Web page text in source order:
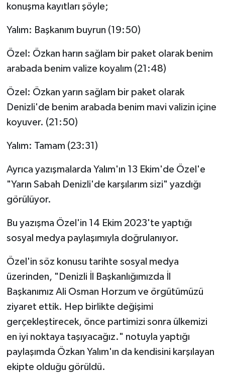
konuşma kayıtları şöyle;
Yalım: Başkanım buyrun (19:50)
Özel: Özkan harın sağlam bir paket olarak benim
arabada benim valize koyalım (21:48)
Özel: Özkan yarın sağlam bir paket olarak
Denizli'de benim arabada benim mavi valizin içine
koyuver. (21:50)
Yalım: Tamam (23:31)
Ayrıca yazışmalarda Yalım'ın 13 Ekim'de Özel'e
"Yarın Sabah Denizli'de karşılarım sizi" yazdığı
görülüyor.
Bu yazışma Özel'in 14 Ekim 2023'te yaptığı
sosyal medya paylaşımıyla doğrulanıyor.
Özel'in söz konusu tarihte sosyal medya
üzerinden, "Denizli İl Başkanlığımızda İl
Başkanımız Ali Osman Horzum ve örgütümüzü
ziyaret ettik. Hep birlikte değişimi
gerçekleştirecek, önce partimizi sonra ülkemizi
en iyi noktaya taşıyacağız." notuyla yaptığı
paylaşımda Özkan Yalım'ın da kendisini karşılayan
ekipte olduğu görüldü.